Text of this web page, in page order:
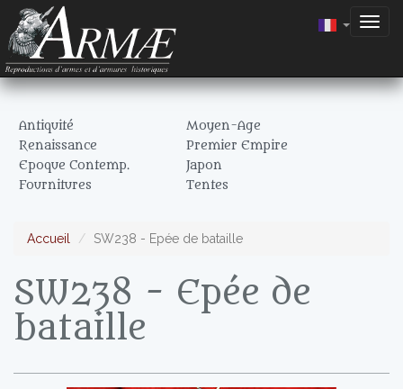
Antiquité
Moyen-Age
Renaissance
Premier Empire
Epoque Contemp.
Japon
Fournitures
Tentes
Accueil SW238 - Epée de bataille
SW238 - Epée de
bataille